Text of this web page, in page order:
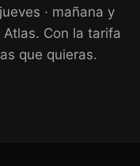
· mañana y
Con la tarifa
que quieras.